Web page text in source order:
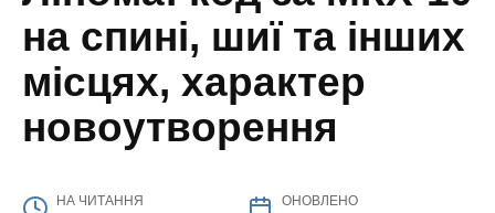
на спині, шиї та інших
місцях, характер
новоутворення
НА ЧИТАННЯ ОНОВЛЕНО